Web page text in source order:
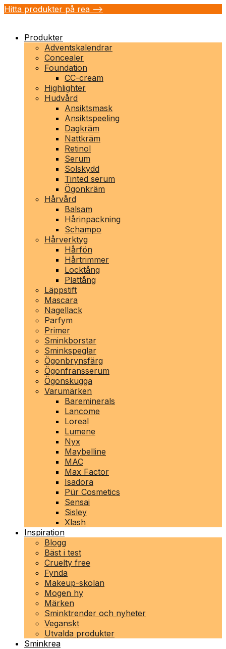
Hitta produkter på rea -->
Produkter
Adventskalendrar
Concealer
Foundation
CC-cream
Highlighter
Hudvård
Ansiktsmask
Ansiktspeeling
Dagkräm
Nattkräm
Retinol
Serum
Solskydd
Tinted serum
Ögonkräm
Hårvård
Balsam
Hårinpackning
Schampo
Hårverktyg
Hårfön
Hårtrimmer
Locktång
Plattång
Läppstift
Mascara
Nagellack
Parfym
Primer
Sminkborstar
Sminkspeglar
Ögonbrynsfärg
Ögonfransserum
Ögonskugga
Varumärken
Bareminerals
Lancome
Loreal
Lumene
Nyx
Maybelline
MAC
Max Factor
Isadora
Pür Cosmetics
Sensai
Sisley
Xlash
Inspiration
Blogg
Bäst i test
Cruelty free
Fynda
Makeup-skolan
Mogen hy
Märken
Sminktrender och nyheter
Veganskt
Utvalda produkter
Sminkrea